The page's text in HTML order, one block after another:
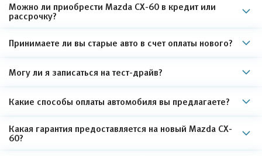
Можно ли приобрести Mazda CX-60 в кредит или
рассрочку?
Принимаете ли вы старые авто в счет оплаты нового?
Могу ли я записаться на тест-драйв?
Какие способы оплаты автомобиля вы предлагаете?
Какая гарантия предоставляется на новый Mazda CX-
60?